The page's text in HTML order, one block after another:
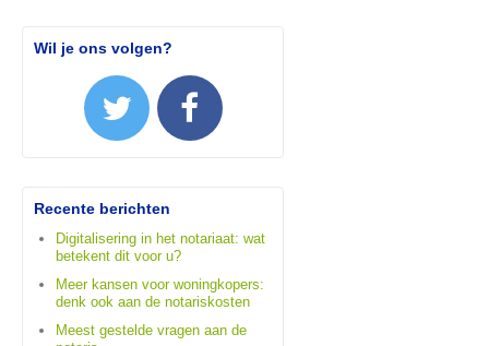
Wil je ons volgen?
Recente berichten
Digitalisering in het notariaat: wat
betekent dit voor u?
Meer kansen voor woningkopers:
denk ook aan de notariskosten
Meest gestelde vragen aan de